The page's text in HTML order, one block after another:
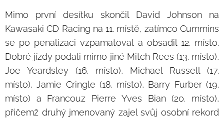
Mimo první desítku skončil David Johnson na
Kawasaki CD Racing na 11. místě, zatímco Cummins
se po penalizaci vzpamatoval a obsadil 12. místo.
Dobré jízdy podali mimo jiné Mitch Rees (13. místo),
Joe Yeardsley (16. místo), Michael Russell (17.
místo), Jamie Cringle (18. místo), Barry Furber (19.
místo) a Francouz Pierre Yves Bian (20. místo),
přičemž druhý jmenovaný zajel svůj osobní rekord